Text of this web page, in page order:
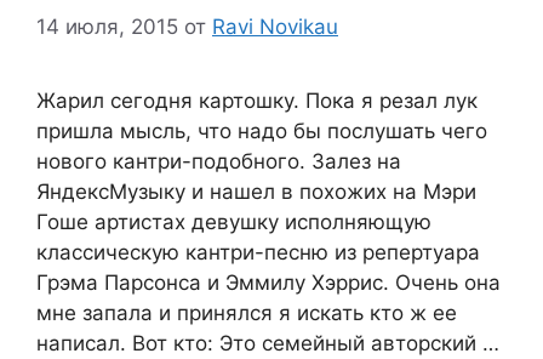
14 июля, 2015 от Ravi Novikau
Жарил сегодня картошку. Пока я резал лук
пришла мысль, что надо бы послушать чего
нового кантри-подобного. Залез на
ЯндексМузыку и нашел в похожих на Мэри
Гоше артистах девушку исполняющую
классическую кантри-песню из репертуара
Грэма Парсонса и Эммилу Хэррис. Очень она
мне запала и принялся я искать кто ж ее
написал. Вот кто: Это семейный авторский …